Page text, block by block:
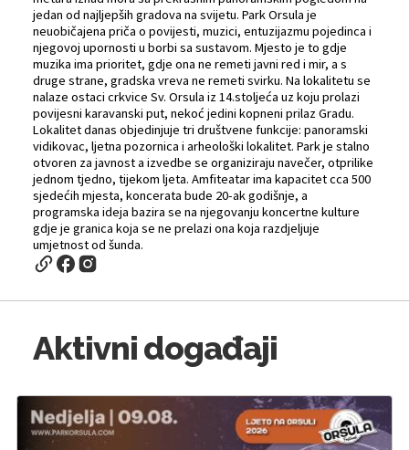
jedan od najljepših gradova na svijetu. Park Orsula je
neuobičajena priča o povijesti, muzici, entuzijazmu pojedinca i
njegovoj upornosti u borbi sa sustavom. Mjesto je to gdje
muzika ima prioritet, gdje ona ne remeti javni red i mir, a s
druge strane, gradska vreva ne remeti svirku. Na lokalitetu se
nalaze ostaci crkvice Sv. Orsula iz 14.stoljeća uz koju prolazi
povijesni karavanski put, nekoć jedini kopneni prilaz Gradu.
Lokalitet danas objedinjuje tri društvene funkcije: panoramski
vidikovac, ljetna pozornica i arheološki lokalitet. Park je stalno
otvoren za javnost a izvedbe se organiziraju navečer, otprilike
jednom tjedno, tijekom ljeta. Amfiteatar ima kapacitet cca 500
sjedećih mjesta, koncerata bude 20-ak godišnje, a
programska ideja bazira se na njegovanju koncertne kulture
gdje je granica koja se ne prelazi ona koja razdjeljuje
umjetnost od šunda.
Aktivni događaji